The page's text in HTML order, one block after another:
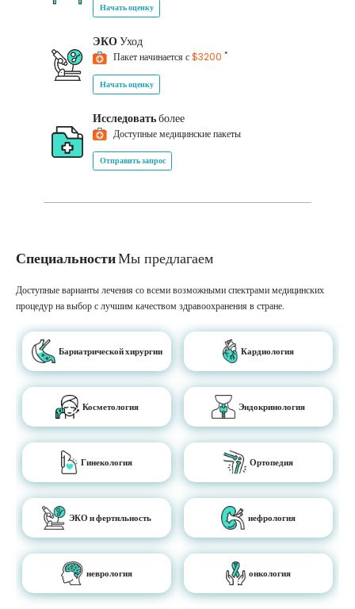
Начать оценку
ЭКОУход
Пакет начинается с$3200 *
Начать оценку
Исследоватьболее
Доступные медицинские пакеты
Отправить запрос
СпециальностиМы предлагаем
Доступные варианты лечения со всеми возможными спектрами медицинских
процедур на выбор с лучшим качеством здравоохранения в стране.
Бариатрической хирургии Кардиология
Косметология Эндокринология
Гинекология Ортопедия
ЭКО и фертильность нефрология
неврология онкология